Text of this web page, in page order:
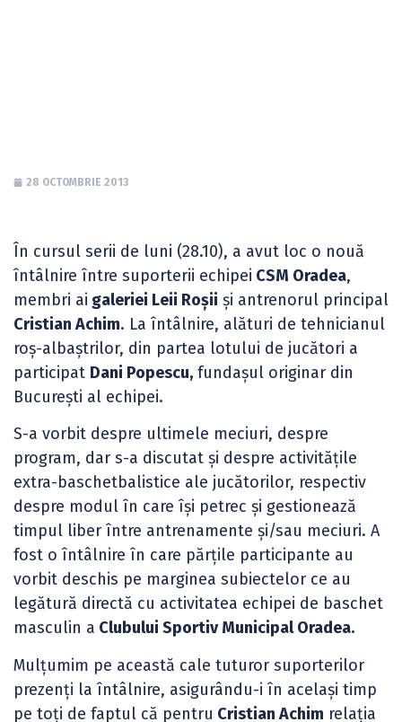
28 OCTOMBRIE 2013
În cursul serii de luni (28.10), a avut loc o nouă
întâlnire între suporterii echipei CSM Oradea,
membri ai galeriei Leii Roșii și antrenorul principal
Cristian Achim. La întâlnire, alături de tehnicianul
roș-albaștrilor, din partea lotului de jucători a
participat Dani Popescu, fundașul originar din
București al echipei.
S-a vorbit despre ultimele meciuri, despre
program, dar s-a discutat și despre activitățile
extra-baschetbalistice ale jucătorilor, respectiv
despre modul în care își petrec și gestionează
timpul liber între antrenamente și/sau meciuri. A
fost o întâlnire în care părțile participante au
vorbit deschis pe marginea subiectelor ce au
legătură directă cu activitatea echipei de baschet
masculin a Clubului Sportiv Municipal Oradea.
Mulțumim pe această cale tuturor suporterilor
prezenți la întâlnire, asigurându-i în același timp
pe toți de faptul că pentru Cristian Achim relația